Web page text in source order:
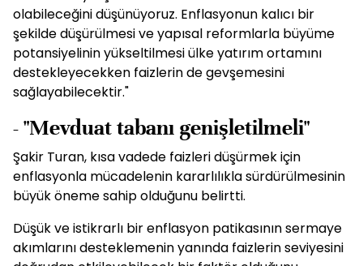
olabileceğini düşünüyoruz. Enflasyonun kalıcı bir
şekilde düşürülmesi ve yapısal reformlarla büyüme
potansiyelinin yükseltilmesi ülke yatırım ortamını
destekleyecekken faizlerin de gevşemesini
sağlayabilecektir."
- "Mevduat tabanı genişletilmeli"
Şakir Turan, kısa vadede faizleri düşürmek için
enflasyonla mücadelenin kararlılıkla sürdürülmesinin
büyük öneme sahip olduğunu belirtti.
Düşük ve istikrarlı bir enflasyon patikasının sermaye
akımlarını desteklemenin yanında faizlerin seviyesini